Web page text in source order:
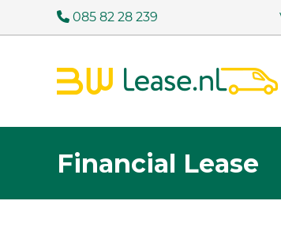
085 82 28 239
Financial Lease